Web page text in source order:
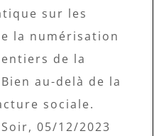
sur les
la numérisation
de la
au-delà de la
sociale.
05/12/2023